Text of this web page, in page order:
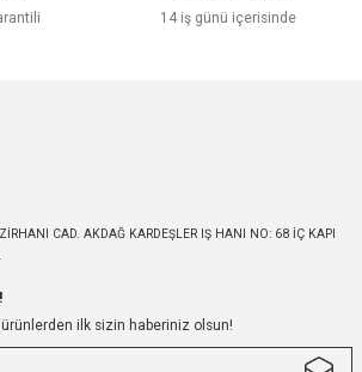
14 iş günü içerisinde
CAD. AKDAĞ KARDEŞLER IŞ HANI NO: 68 İÇ KAPI
ilk sizin haberiniz olsun!